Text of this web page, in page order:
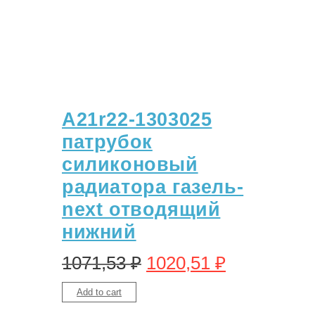
A21r22-1303025
патрубок
силиконовый
радиатора газель-
next отводящий
нижний
1071,53₽ 1020,51 ₽
Add to cart